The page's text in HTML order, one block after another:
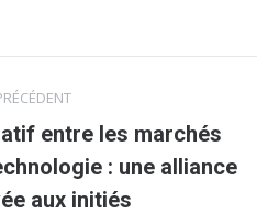
Article
précédent
entre les marchés
: une alliance
aux initiés